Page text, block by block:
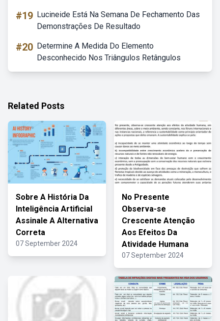
#19 Lucineide Está Na Semana De Fechamento Das
Demonstrações De Resultado
#20 Determine A Medida Do Elemento
Desconhecido Nos Triângulos Retângulos
Related Posts
Sobre A História Da
Inteligência Artificial
Assinale A Alternativa
Correta
07 September 2024
No Presente
Observa-se
Crescente Atenção
Aos Efeitos Da
Atividade Humana
07 September 2024